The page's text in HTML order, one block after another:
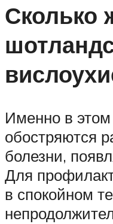
Сколько
Именно в этом
обостряются
болезни,
Для
в спокойном